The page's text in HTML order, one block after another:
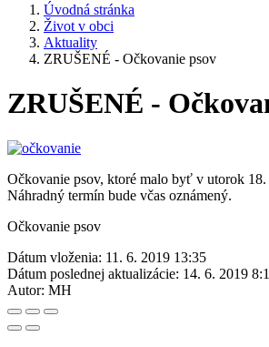
Úvodná stránka
Život v obci
Aktuality
ZRUŠENÉ - Očkovanie psov
ZRUŠENÉ -
Očkovanie psov, ktoré malo byť v utorok 18.
Náhradný termín bude včas oznámený.
Očkovanie psov
Dátum vloženia: 11. 6. 2019 13:35
Dátum poslednej aktualizácie: 14. 6. 2019
Autor: MH